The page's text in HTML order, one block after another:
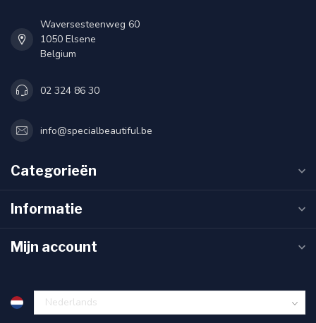
Waversesteenweg 60
1050 Elsene
Belgium
02 324 86 30
info@specialbeautiful.be
Categorieën
Informatie
Mijn account